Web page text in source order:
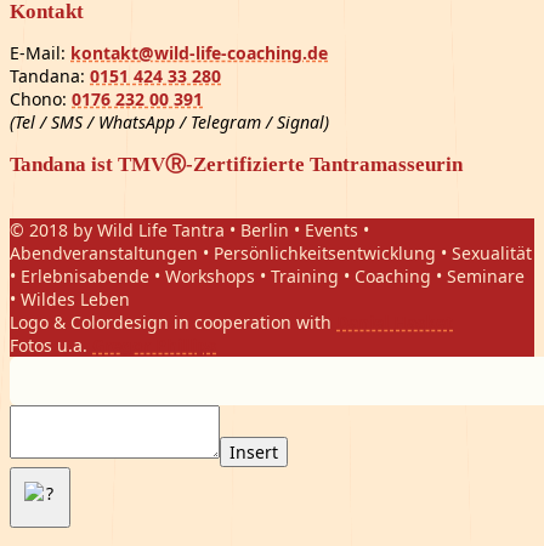
Kontakt
E-Mail: kontakt@wild-life-coaching.de
Tandana: 0151 424 33 280
Chono: 0176 232 00 391
(Tel / SMS / WhatsApp / Telegram / Signal)
Tandana ist TMVⓇ-Zertifizierte Tantramasseurin
© 2018 by Wild Life Tantra • Berlin • Events •
Abendveranstaltungen • Persönlichkeitsentwicklung • Sexualität
• Erlebnisabende • Workshops • Training • Coaching • Seminare
• Wildes Leben
Logo & Colordesign in cooperation with
Fotos u.a.
Insert